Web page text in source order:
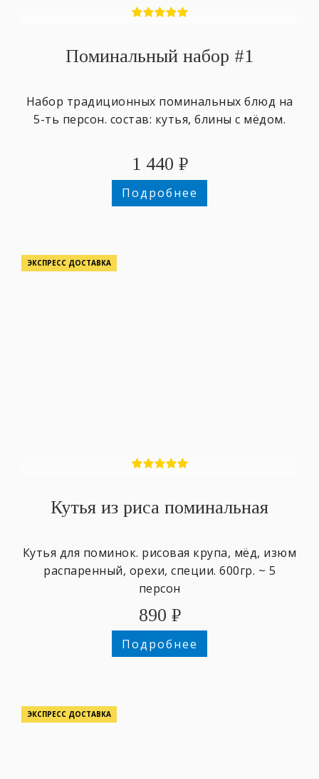
Поминальный набор #1
Набор традиционных поминальных блюд на
5-ть персон. состав: кутья, блины с мёдом.
1 440 ₽
Подробнее
ЭКСПРЕСС ДОСТАВКА
Кутья из риса поминальная
Кутья для поминок. рисовая крупа, мёд, изюм
распаренный, орехи, специи. 600гр. ~ 5
персон
890 ₽
Подробнее
ЭКСПРЕСС ДОСТАВКА